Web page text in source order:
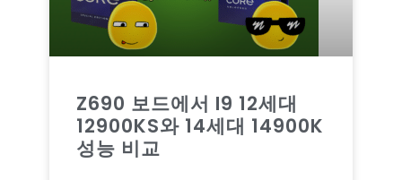
Z690 보드에서 I9 12세대
12900KS와 14세대 14900K
성능 비교